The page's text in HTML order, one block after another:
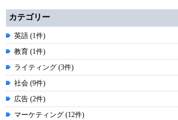
カテゴリー
英語 (1件)
教育 (1件)
ライティング (3件)
社会 (9件)
広告 (2件)
マーケティング (12件)